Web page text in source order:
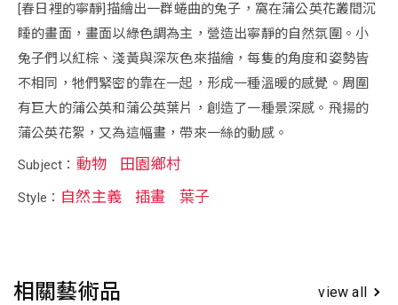
[春日裡的寧靜]描繪出一群蜷曲的兔子，窩在蒲公英花叢間沉
睡的畫面，畫面以綠色調為主，營造出寧靜的自然氛圍。小
兔子們以紅棕、淺黃與深灰色來描繪，每隻的角度和姿勢皆
不相同，牠們緊密的靠在一起，形成一種溫暖的感覺。周圍
有巨大的蒲公英和蒲公英葉片，創造了一種景深感。飛揚的
蒲公英花絮，又為這幅畫，帶來一絲的動感。
Subject： 動物 田園鄉村
Style： 自然主義 插畫 葉子
相關藝術品 view all